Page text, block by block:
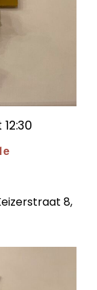
12:30
8,